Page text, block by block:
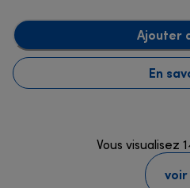
Ajouter
En
Vous visualisez
voir